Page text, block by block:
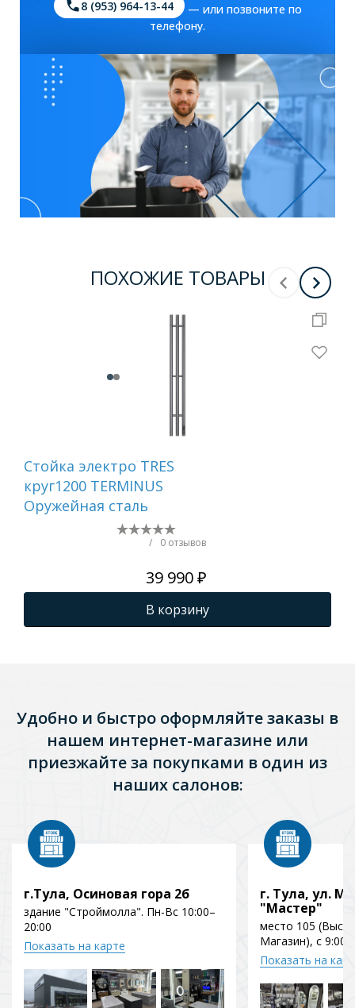
8 (953) 964-13-44
— или позвоните по
телефону.
ПОХОЖИЕ ТОВАРЫ
Стойка электро TRES
круг1200 TERMINUS
Оружейная сталь
/ 0 отзывов
39 990 ₽
В корзину
Удобно и быстро оформляйте заказы в
нашем интернет-магазине или
приезжайте за покупками в один из
наших салонов:
г.Тула, Осиновая гора 2б
здание "Строймолла". Пн-Вс 10:00–
20:00
Показать на карте
г. Тула, ул.
"Мастер"
место 105
Магазин), с 9:00
Показать на